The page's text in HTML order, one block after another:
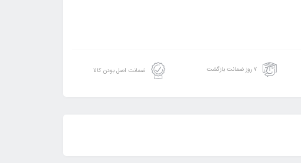
۷ روز ضمانت بازگشت ضمانت اصل بودن کالا